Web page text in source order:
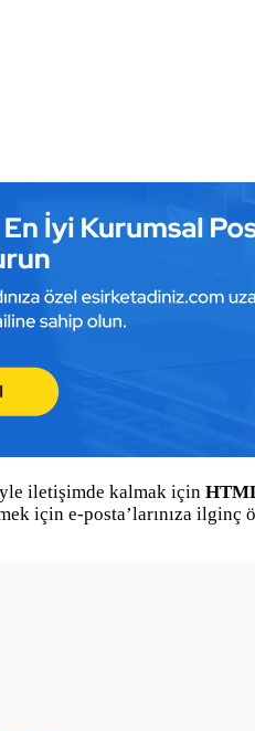
iletişimde kalmak için
için e-posta’larınıza ilginç